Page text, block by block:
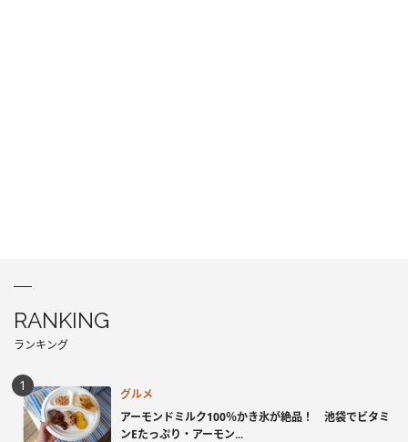
RANKING
ランキング
グルメ
アーモンドミルク100％かき氷が絶品！ 池袋でビタミ
ンEたっぷり・アーモン...